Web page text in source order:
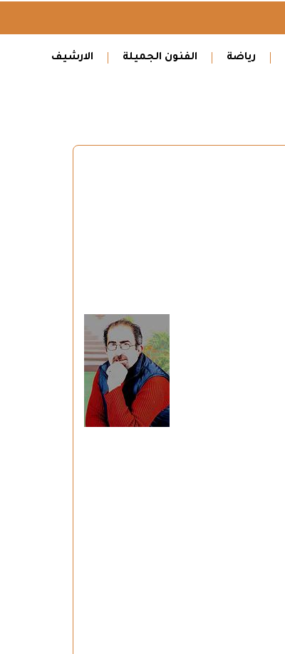
رياضة الفنون الجميلة الارشيف